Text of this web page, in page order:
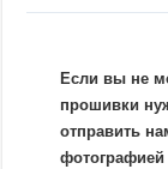
Если вы не
прошивки
отправить